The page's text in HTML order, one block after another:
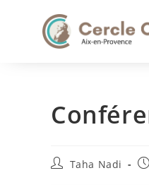
Taha Nadi